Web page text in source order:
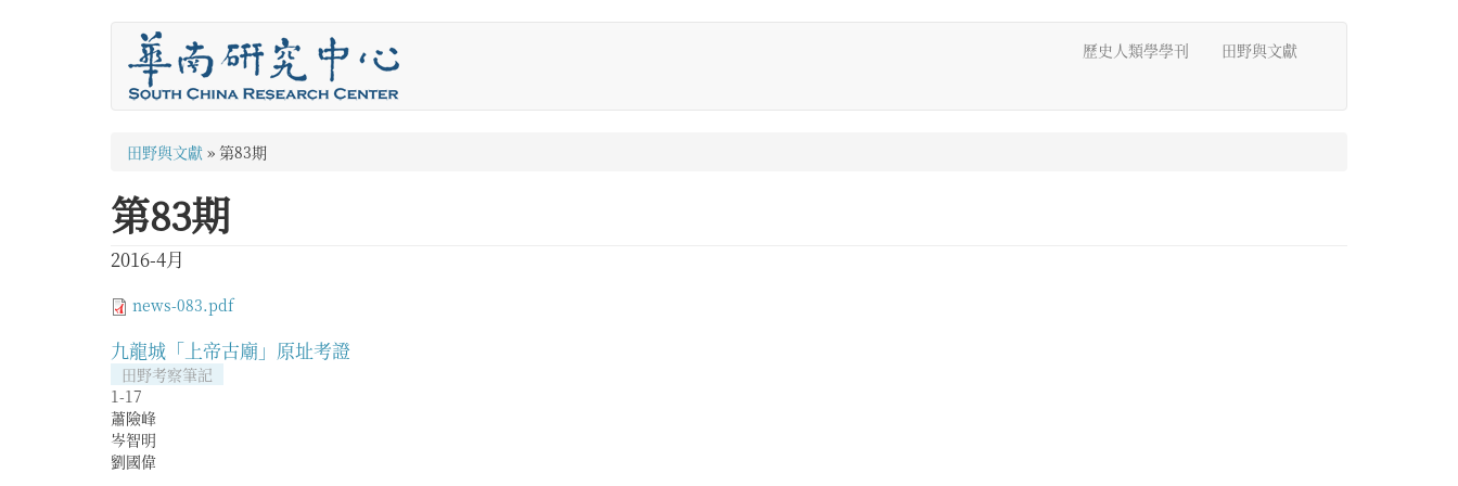
歷史人類學學刊 田野與文獻
您
在
這
裡
田野與文獻 » 第83期
第83期
2016-4月
news-083.pdf
九龍城「上帝古廟」原址考證
田野考察筆記
1-17
蕭險峰
岑智明
劉國偉